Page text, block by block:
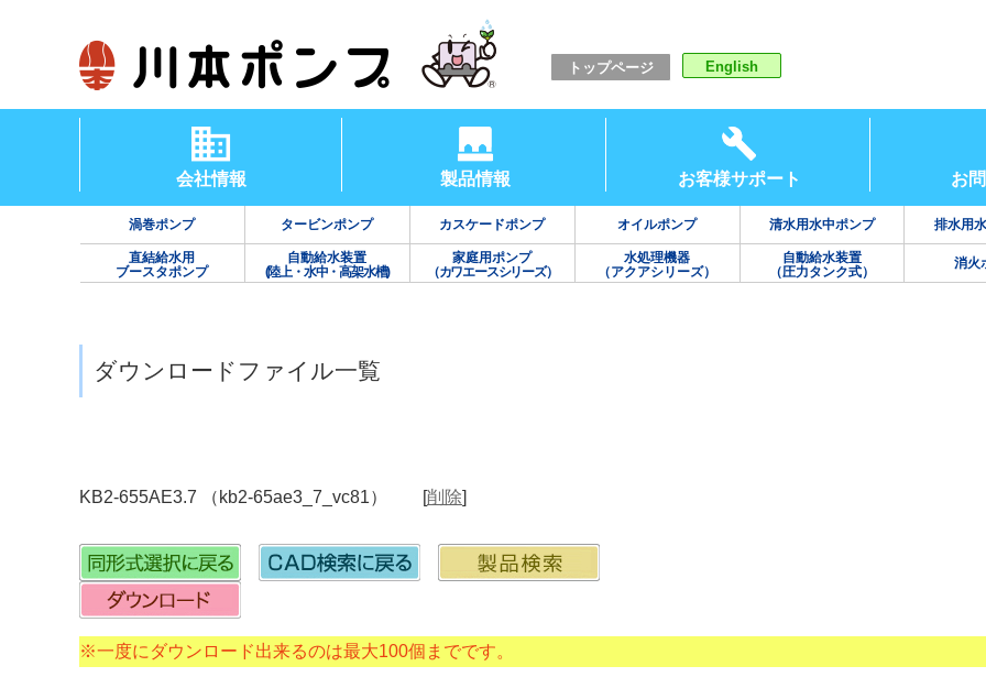
トップページ English
会社情報 製品情報 お客様サポート お
渦巻ポンプ タービンポンプ カスケードポンプ オイルポンプ 清水用水中ポンプ 排水用
直結給水用
ブースタポンプ
自動給水装置
(陸上・水中・高架水槽)
家庭用ポンプ
（カワエースシリーズ）
水処理機器
（アクアシリーズ）
自動給水装置
（圧力タンク式）
消火
ダウンロードファイル一覧
KB2-655AE3.7 （kb2-65ae3_7_vc81） [削除]
※一度にダウンロード出来るのは最大100個までです。